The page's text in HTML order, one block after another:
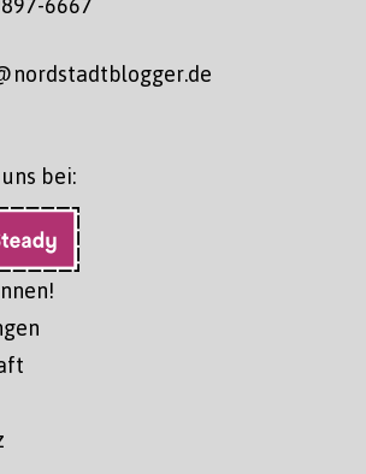
6667
bei: